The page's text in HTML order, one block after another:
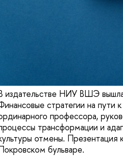
издательстве НИУ ВШЭ вышла
стратегии на пути
профессора,
трансформации и
отмены.
бульваре.